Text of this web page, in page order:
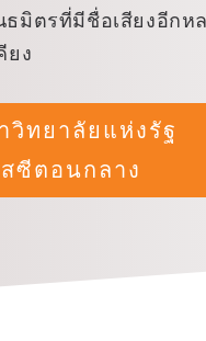
มิตรที่มีชื่อเสียงอีกห
ยง
วิทยาลัยแห่งรัฐ
ซีตอนกลาง